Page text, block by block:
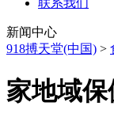
联系我们
新闻中心
918搏天堂(中国) >
家地域